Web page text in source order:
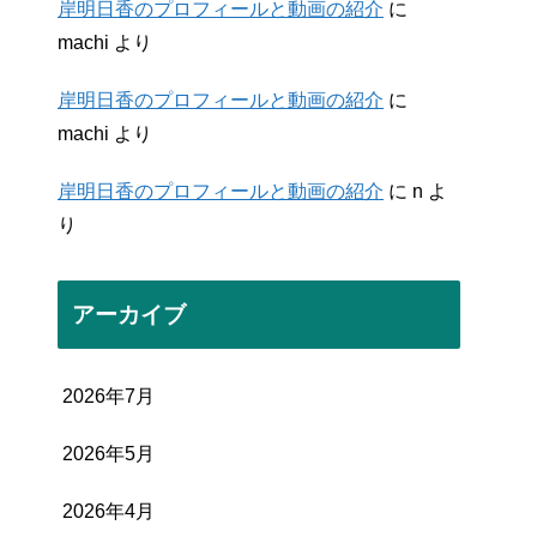
岸明日香のプロフィールと動画の紹介 に
machi より
岸明日香のプロフィールと動画の紹介 に
machi より
岸明日香のプロフィールと動画の紹介 に n よ
り
アーカイブ
2026年7月
2026年5月
2026年4月